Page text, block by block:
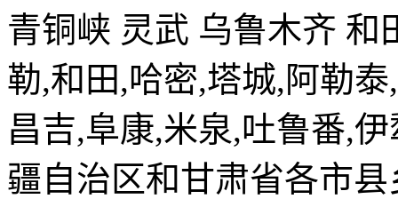
青铜峡 灵武 乌鲁木齐 和
勒,和田,哈密,塔城,阿勒
昌吉,阜康,米泉,吐鲁番,
疆自治区和甘肃省各市